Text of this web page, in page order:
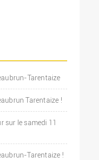
Tarentaize
Tarentaize !
sur le samedi 11
Tarentaize !